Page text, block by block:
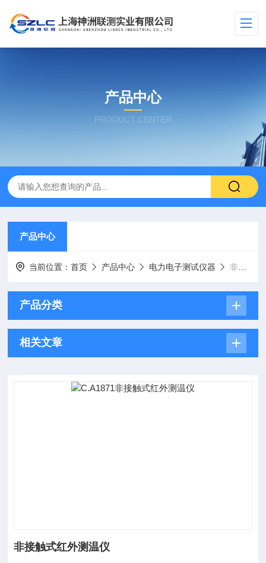
产品中心
PRODUCT CENTER
产品中心
当前位置：首页 产品中心 电力电子测试仪器 非接触式测温仪
产品分类
相关文章
非接触式红外测温仪